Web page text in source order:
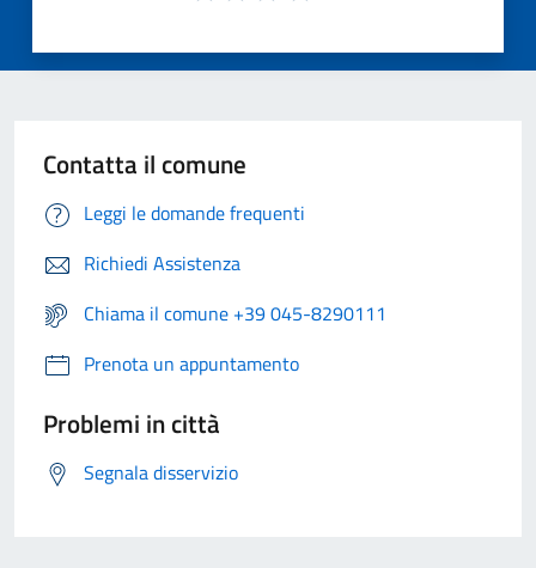
Contatta il comune
Leggi le domande frequenti
Richiedi Assistenza
Chiama il comune +39 045-8290111
Prenota un appuntamento
Problemi in città
Segnala disservizio